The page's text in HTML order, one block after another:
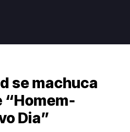
se machuca
“Homem-
Dia”